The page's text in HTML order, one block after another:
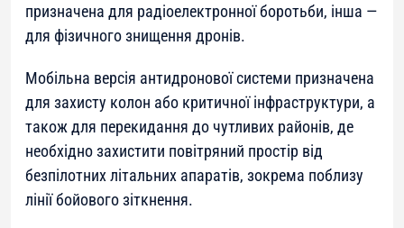
призначена для радіоелектронної боротьби, інша —
для фізичного знищення дронів.
Мобільна версія антидронової системи призначена
для захисту колон або критичної інфраструктури, а
також для перекидання до чутливих районів, де
необхідно захистити повітряний простір від
безпілотних літальних апаратів, зокрема поблизу
лінії бойового зіткнення.